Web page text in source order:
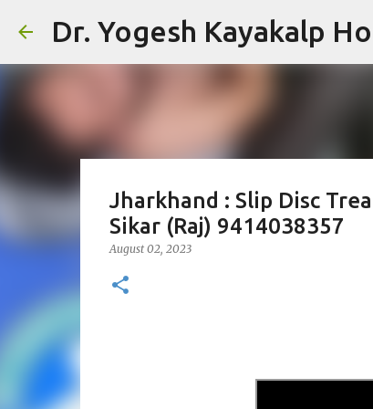
Dr. Yogesh Kayakalp
Jharkhand : Slip Disc
Sikar (Raj) 9414038357
August 02, 2023